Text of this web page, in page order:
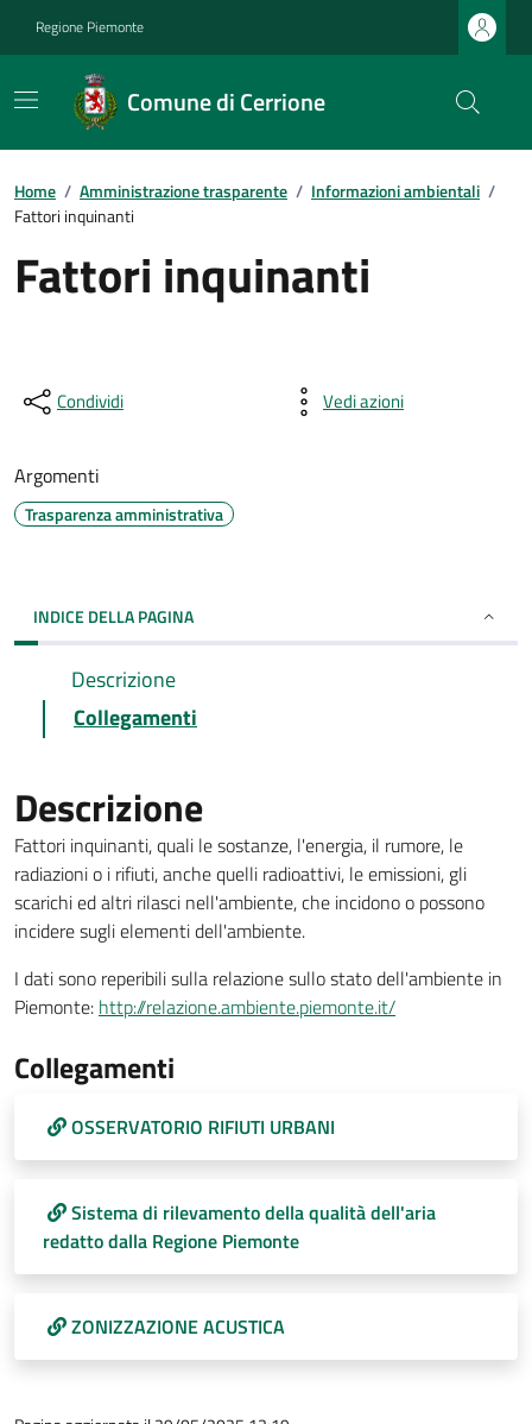
Regione Piemonte
Comune di Cerrione
Home / Amministrazione trasparente / Informazioni ambientali /
Fattori inquinanti
Fattori inquinanti
Condividi Vedi azioni
Argomenti
Trasparenza amministrativa
INDICE DELLA PAGINA
Descrizione
Collegamenti
Descrizione
Fattori inquinanti, quali le sostanze, l'energia, il rumore, le
radiazioni o i rifiuti, anche quelli radioattivi, le emissioni, gli
scarichi ed altri rilasci nell'ambiente, che incidono o possono
incidere sugli elementi dell'ambiente.
I dati sono reperibili sulla relazione sullo stato dell'ambiente in
Piemonte: http://relazione.ambiente.piemonte.it/
Collegamenti
OSSERVATORIO RIFIUTI URBANI
Sistema di rilevamento della qualità dell'aria
redatto dalla Regione Piemonte
ZONIZZAZIONE ACUSTICA